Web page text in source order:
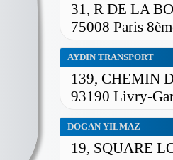
31, R DE LA
75008 Paris
AYDIN TRANSPORT
139, CHEMIN
93190 Livry-
DOGAN YILMAZ
19, SQUARE